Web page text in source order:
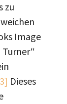
zu
Image
Dieses